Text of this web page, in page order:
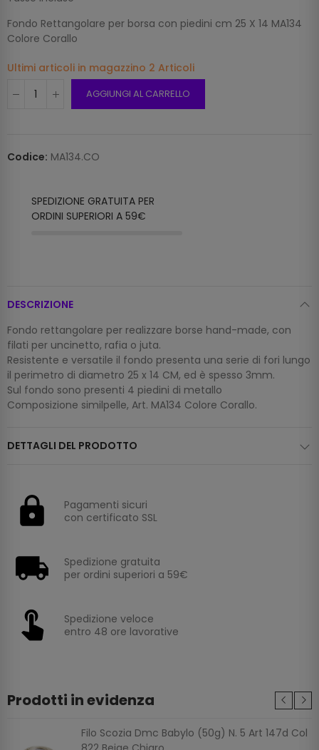
Fondo Rettangolare per borsa con piedini cm 25 X 14 MA134
Colore Corallo
Ultimi articoli in magazzino 2 Articoli
AGGIUNGI AL CARRELLO
Codice: MA134.CO
SPEDIZIONE GRATUITA PER
ORDINI SUPERIORI A 59€
DESCRIZIONE
Fondo rettangolare per realizzare borse hand-made, con
filati per uncinetto, rafia o juta.
Resistente e versatile il fondo presenta una serie di fori lungo
il perimetro di diametro 25 x 14 CM, ed è spesso 3mm.
Sul fondo sono presenti 4 piedini di metallo
Composizione similpelle, Art. MA134 Colore Corallo.
DETTAGLI DEL PRODOTTO
Pagamenti sicuri
con certificato SSL
Spedizione gratuita
per ordini superiori a 59€
Spedizione veloce
entro 48 ore lavorative
Prodotti in evidenza
Filo Scozia Dmc Babylo (50g) N. 5 Art 147d Col